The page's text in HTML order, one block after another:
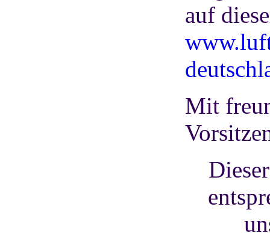
auf
Mit